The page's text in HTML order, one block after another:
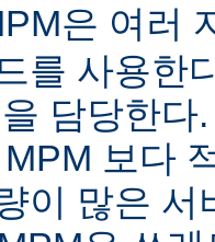
은 여러
를 사용한
담당한다
보다
이 많은 서